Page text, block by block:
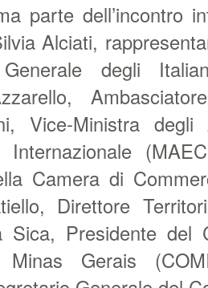
parte dell’incontro
Alciati,
degli
Vice-Ministra
Internazionale
Camera di
Direttore
Sica, Presidente del
Minas Gerais